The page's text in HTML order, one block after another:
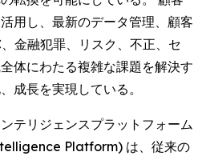
用し、最新のデータ管理、顧客
金融犯罪、リスク、不正、セ
体にわたる複雑な課題を解決す
成長を実現している。
テリジェンスプラットフォーム
Platform) は、従来の